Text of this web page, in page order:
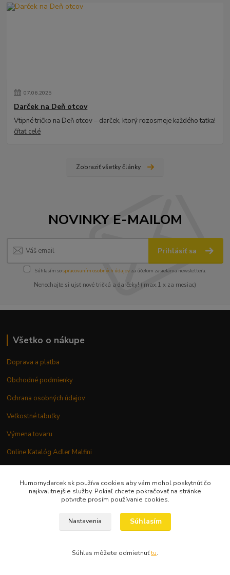
07.06.2025
Darček na Deň otcov
Vtipné tričko na Deň otcov – darček, ktorý rozosmeje každého tatka!
čítať celé
Zobraziť všetky články
NOVINKY E-MAILOM
Prihlásiť sa
Súhlasím sospracovaním osobných údajov za účelom zasielania newslettera.
Nenechajte si ujsť nové tričká a darčeky! ( max.1 x za mesiac)
Všetko o nákupe
Doprava a platba
Obchodné podmienky
Ochrana osobných údajov
Veľkostné tabuľky
Výmena tovaru
Online Katalóg Adler Malfini
Prečo nakupovať u nás
Nakupuj bezpečne
Humornydarcek.sk používa cookies aby vám mohol poskytnúť čo
najkvalitnejšie služby. Pokiaľ chcete pokračovať na stránke
potvrďte prosím používanie cookies.
Nastavenia Súhlasím
Súhlas môžete odmietnuťtu.